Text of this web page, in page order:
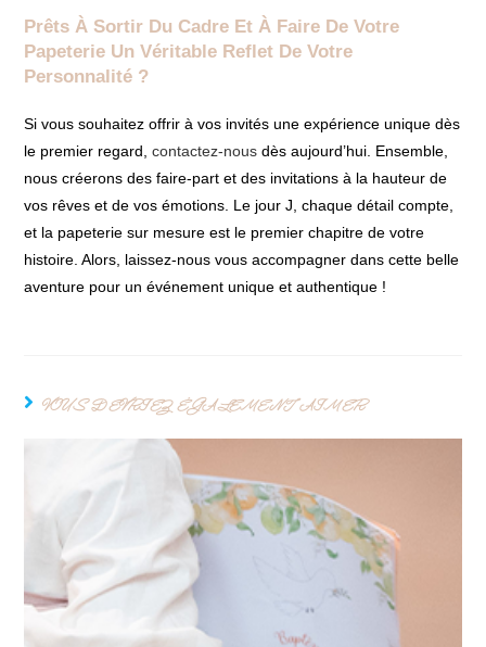
Prêts À Sortir Du Cadre Et À Faire De Votre
Papeterie Un Véritable Reflet De Votre
Personnalité ?
Si vous souhaitez offrir à vos invités une expérience unique dès
le premier regard,contactez-nous dès aujourd’hui. Ensemble,
nous créerons des faire-part et des invitations à la hauteur de
vos rêves et de vos émotions. Le jour J, chaque détail compte,
et la papeterie sur mesure est le premier chapitre de votre
histoire. Alors, laissez-nous vous accompagner dans cette belle
aventure pour un événement unique et authentique !
VOUS DEVRIEZ ÉGALEMENT AIMER